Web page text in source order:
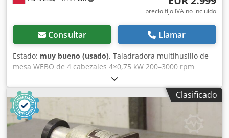
precio fijo IVA no incluído
Consultar Llamar
Estado: muy bueno (usado), Taladradora multihusillo de
mesa WEBO de 4 cabezales 4×0,75 kW 200–3000 rpm
Clasificado